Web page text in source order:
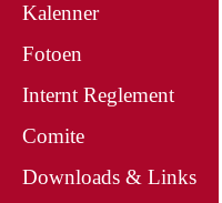
Kalenner
Fotoen
Internt Reglement
Comite
Downloads & Links